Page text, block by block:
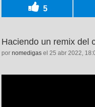
5
Haciendo un remix del
por nomedigas el 25 abr 2022,